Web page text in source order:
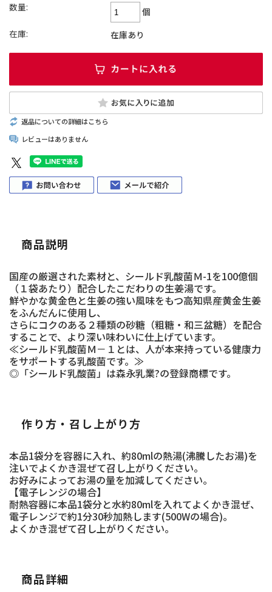
数量:
個
在庫:
在庫あり
返品についての詳細はこちら
レビューはありません
商品説明
国産の厳選された素材と、シールド乳酸菌Ｍ-1を100億個
（１袋あたり）配合したこだわりの生姜湯です。
鮮やかな黄金色と生姜の強い風味をもつ高知県産黄金生姜
をふんだんに使用し、
さらにコクのある２種類の砂糖（粗糖・和三盆糖）を配合
することで、より深い味わいに仕上げています。
≪シールド乳酸菌Ｍ－１とは、人が本来持っている健康力
をサポートする乳酸菌です。≫
◎「シールド乳酸菌」は森永乳業?の登録商標です。
作り方・召し上がり方
本品1袋分を容器に入れ、約80mlの熱湯(沸騰したお湯)を
注いでよくかき混ぜて召し上がりください。
お好みによってお湯の量を加減してください。
【電子レンジの場合】
耐熱容器に本品1袋分と水約80mlを入れてよくかき混ぜ、
電子レンジで約1分30秒加熱します(500Wの場合)。
よくかき混ぜて召し上がりください。
商品詳細